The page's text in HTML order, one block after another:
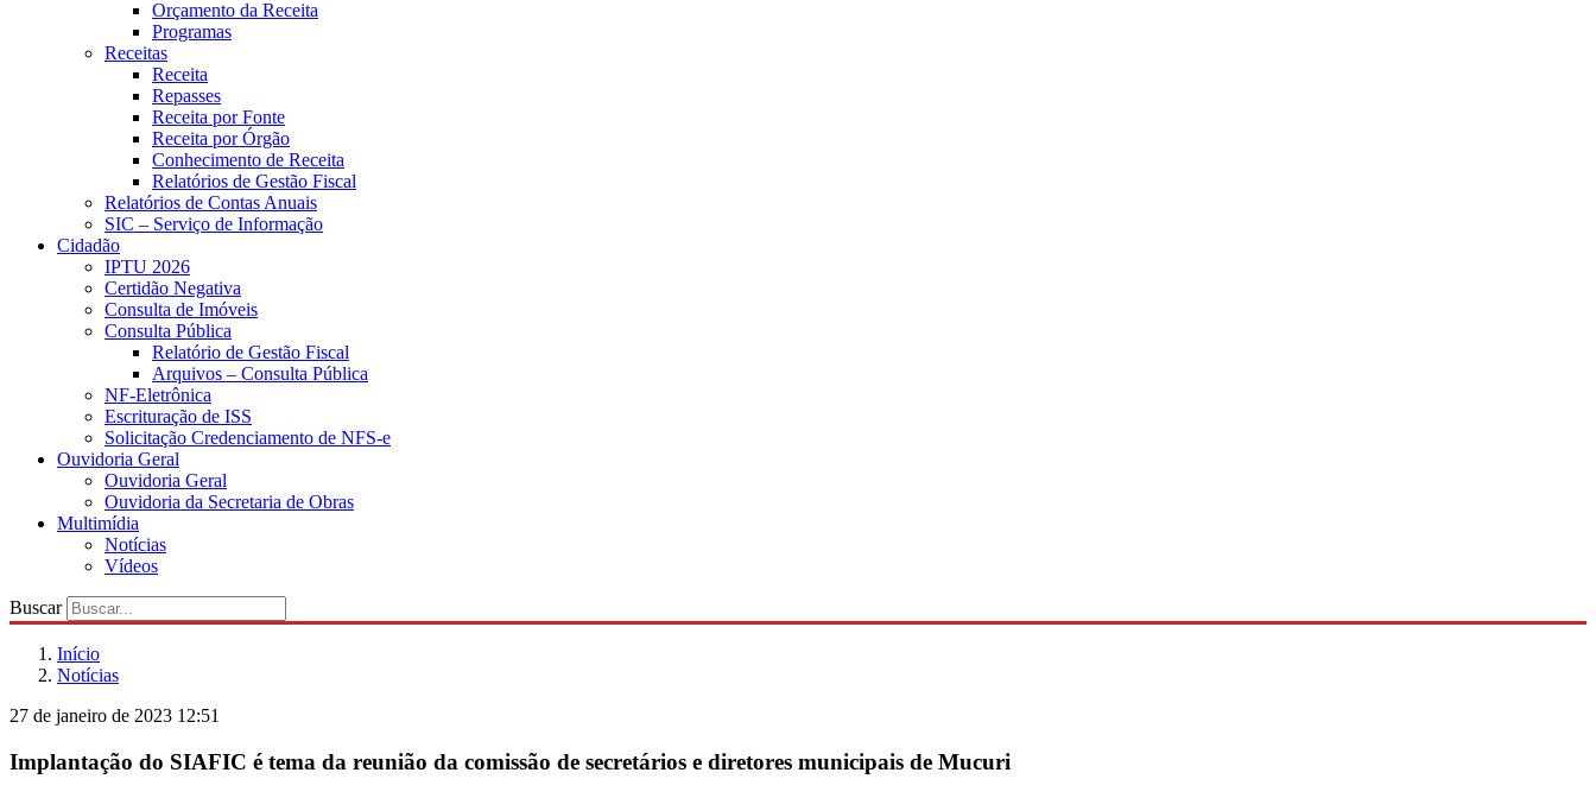
Orçamento da Receita
Programas
Receitas
Receita
Repasses
Receita por Fonte
Receita por Órgão
Conhecimento de Receita
Relatórios de Gestão Fiscal
Relatórios de Contas Anuais
SIC – Serviço de Informação
Cidadão
IPTU 2026
Certidão Negativa
Consulta de Imóveis
Consulta Pública
Relatório de Gestão Fiscal
Arquivos – Consulta Pública
NF-Eletrônica
Escrituração de ISS
Solicitação Credenciamento de NFS-e
Ouvidoria Geral
Ouvidoria Geral
Ouvidoria da Secretaria de Obras
Multimídia
Notícias
Vídeos
Buscar
Início
Notícias
27 de janeiro de 2023 12:51
Implantação do SIAFIC é tema da reunião da comissão de secretários e diretores municipais de Mucuri